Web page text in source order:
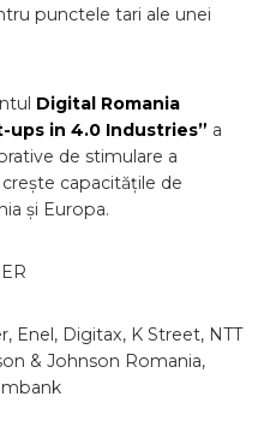
punctele tari ale unei
Digital Romania
ups in 4.0 Industries” a
de stimulare a
capacitățile de
și Europa.
Enel, Digitax, K Street, NTT
& Johnson Romania,